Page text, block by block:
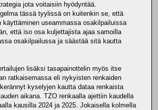
jota voitaisiin hyödyntää.
tässä tyylissä on kuitenkin se, että
käyttäminen useammassa osakilpailuissa
että iso osa kuljettajista ajaa samoilla
osakilpailussa ja säästää sitä kautta
lisäksi tasapainottelin myös itse
ratkaisemassa eli nykyisten renkaiden
kyselyjen kautta dataa renkaista
aikana. TZO renkaalla ajettiin kaudella
kausilla 2024 ja 2025. Jokaisella kolmella